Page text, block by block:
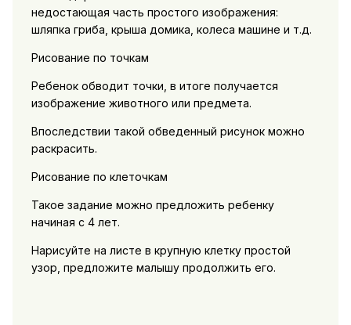
недостающая часть простого изображения:
шляпка гриба, крыша домика, колеса машине и т.д.
Рисование по точкам
Ребенок обводит точки, в итоге получается
изображение животного или предмета.
Впоследствии такой обведенный рисунок можно
раскрасить.
Рисование по клеточкам
Такое задание можно предложить ребенку
начиная с 4 лет.
Нарисуйте на листе в крупную клетку простой
узор, предложите малышу продолжить его.